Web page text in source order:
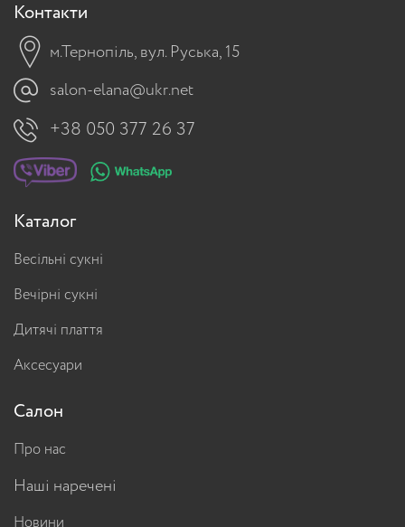
Контакти
м.Тернопіль, вул. Руська, 15
salon-elana@ukr.net
+38 050 377 26 37
Каталог
Весільні сукні
Вечірні сукні
Дитячі плаття
Аксесуари
Салон
Про нас
Наші наречені
Новини